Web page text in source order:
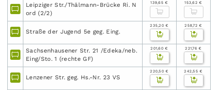
Leipziger Str./Thälmann-Brücke Ri. N
ord (2/2)
139,65 € 153,62 €
Straße der Jugend 5e geg. Eing.
235,20 € 258,72 €
Sachsenhausener Str. 21 /Edeka/neb.
Eing/Sto. 1 (rechte GF)
201,60 € 221,76 €
Lenzener Str. geg. Hs.-Nr. 23 VS
220,50 € 242,55 €